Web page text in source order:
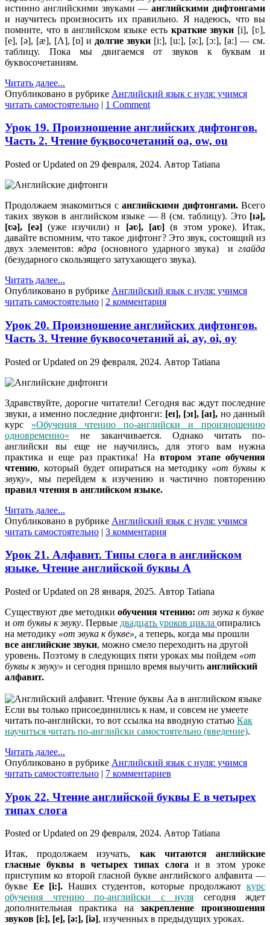
истинно английскими звуками —английскими дифтонгами
и научитесь произносить их правильно. Я надеюсь, что вы
помните, что в английском языке есть краткие звуки [i], [ʋ],
[e], [ə], [æ], [Ʌ], [ɒ] и долгие звуки [i:], [u:], [ə:], [ɔ:], [a:] — см.
таблицу. Пока мы двигаемся от звуков к буквам и
буквосочетаниям.
Читать далее...
Опубликовано в рубрике Английский язык с нуля: учимся
читать самостоятельно | 1 Comment
Урок 19. Произношение английских дифтонгов.
Часть 2. Чтение буквосочетаний oa, ow, ou
Posted or Updated on 29 февраля, 2024. Автор Tatiana
Продолжаем знакомиться санглийскими дифтонгами.Всего
таких звуков в английском языке — 8 (см. таблицу). Это [ɪə],
[ʋə], [eə] (уже изучили) и [əʋ], [aʋ](в этом уроке). Итак,
давайте вспомним, что такое дифтонг? Это звук, состоящий из
двух элементов:ядра (основного ударного звука) и глайда
(безударного скользящего затухающего звука).
Читать далее...
Опубликовано в рубрике Английский язык с нуля: учимся
читать самостоятельно | 2 комментария
Урок 20. Произношение английских дифтонгов.
Часть 3. Чтение буквосочетаний ai, ay, oi, oy
Posted or Updated on 29 февраля, 2024. Автор Tatiana
Здравствуйте, дорогие читатели! Сегодня вас ждут последние
звуки, а именно последние дифтонги: [eɪ], [ɔɪ], [aɪ], но данный
курс «Обучения чтению по-английски и произношению
одновременно» не заканчивается. Однако читать по-
английски вы еще не научились, для этого вам нужна
практика и еще раз практика! На втором этапе обучения
чтению, который будет опираться на методику «от буквы к
звуку», мы перейдем к изучению и частично повторению
правил чтения в английском языке.
Читать далее...
Опубликовано в рубрике Английский язык с нуля: учимся
читать самостоятельно | 3 комментария
Урок 21. Алфавит. Типы слога в английском
языке. Чтение английской буквы A
Posted or Updated on 28 января, 2025. Автор Tatiana
Существуют две методики обучения чтению: от звука к букве
и от буквы к звуку. Первые двадцать уроков цикла опирались
на методику «от звука к букве», а теперь, когда мы прошли
все английские звуки, можно смело переходить на другой
уровень. Поэтому в следующих пяти уроках мы пойдем «от
буквы к звуку» и сегодня пришло время выучить английский
алфавит.
Если вы только присоединились к нам, и совсем не умеете
читать по-английски, то вот ссылка на вводную статью Как
научиться читать по-английски самостоятельно (введение).
Читать далее...
Опубликовано в рубрике Английский язык с нуля: учимся
читать самостоятельно | 7 комментариев
Урок 22. Чтение английской буквы E в четырех
типах слога
Posted or Updated on 29 февраля, 2024. Автор Tatiana
Итак, продолжаем изучать, как читаются английские
гласные буквы в четырех типах слога и в этом уроке
приступим ко второй гласной буквe английского алфавита —
букве Ee [i:]. Наших студентов, которые продолжаюткурс
обучения чтению по-английски с нуля сегодня ждет
дополнительная практика назакрепление произношения
звуков [i:], [e], [ə:], [iə], изученных в предыдущих уроках.